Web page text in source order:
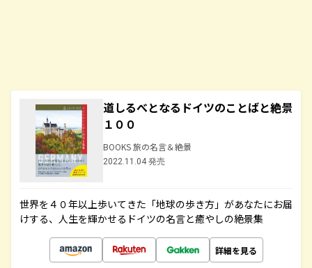
道しるべとなるドイツのことばと絶景
１００
BOOKS 旅の名言＆絶景
2022.11.04 発売
世界を４０年以上歩いてきた「地球の歩き方」があなたにお届
けする、人生を輝かせるドイツの名言と癒やしの絶景集
詳細を見る